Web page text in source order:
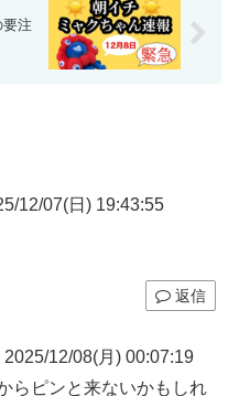
要注
12/07(日) 19:43:55
返信
12/08(月) 00:07:19
らピンと来ないかもしれ